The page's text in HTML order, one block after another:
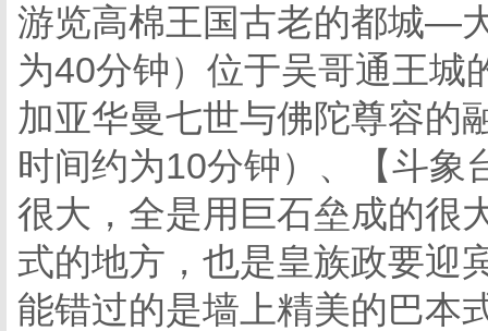
游览高棉王国古老的都城—
为40分钟）位于吴哥通王城
加亚华曼七世与佛陀尊容的
时间约为10分钟）、【斗象
很大，全是用巨石垒成的很
式的地方，也是皇族政要迎
能错过的是墙上精美的巴本